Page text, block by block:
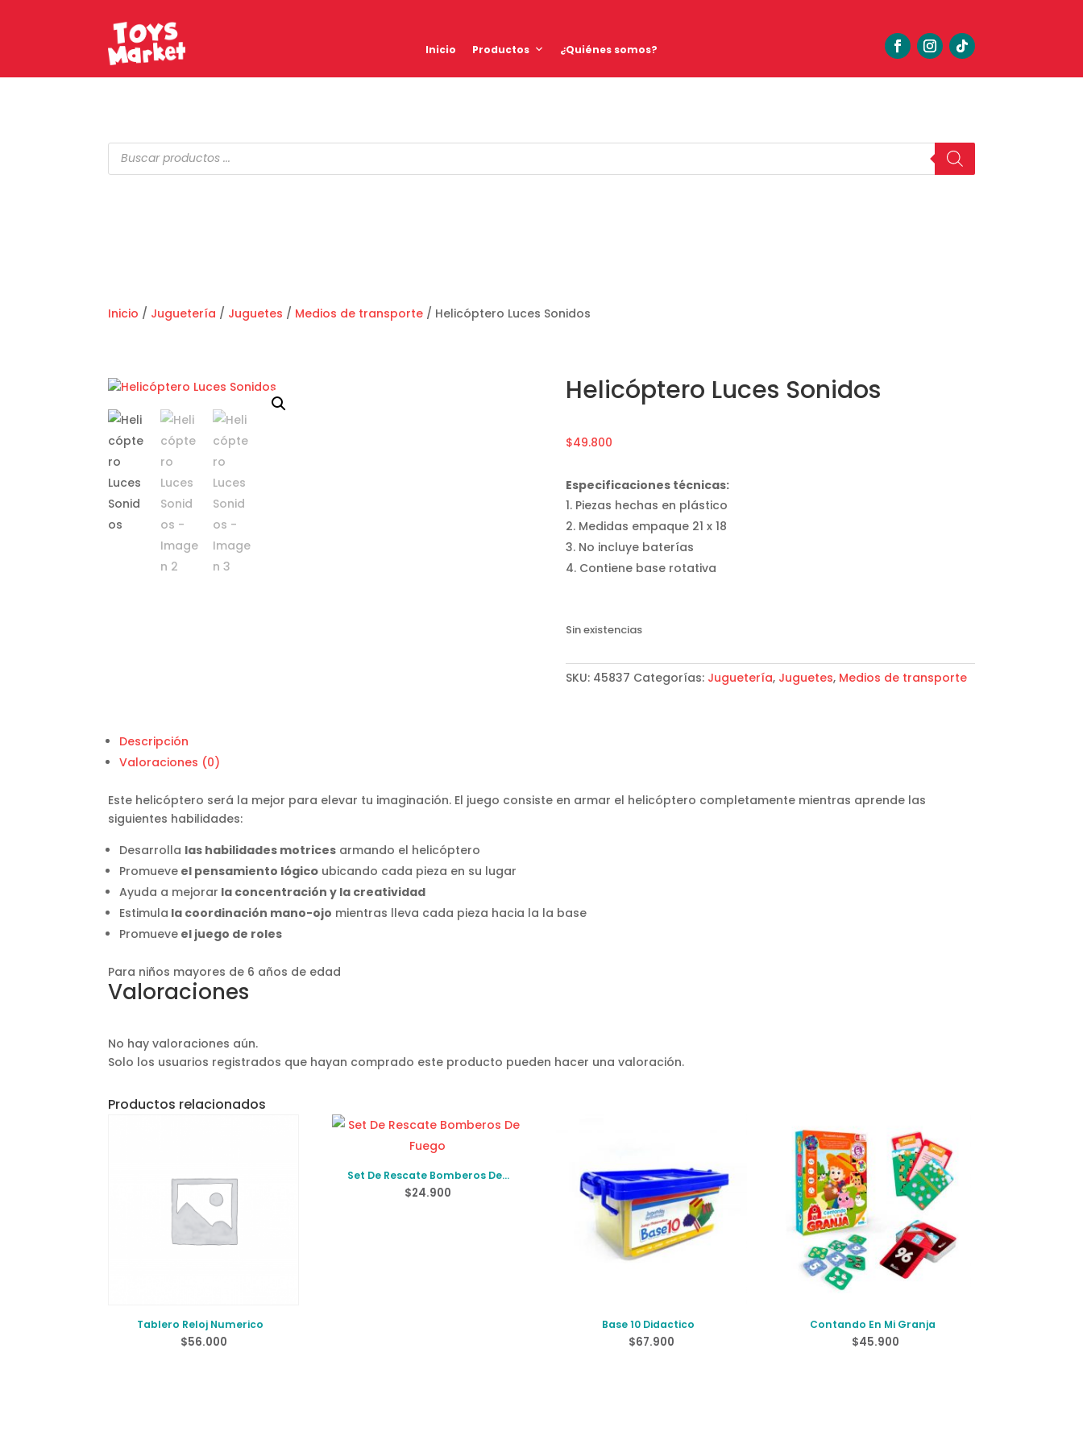
Inicio Productos ¿Quiénes somos?
Búsqueda
de
productos
Inicio / Juguetería / Juguetes / Medios de transporte / Helicóptero Luces Sonidos
Helicóptero Luces Sonidos
$49.800
Especificaciones técnicas:
Piezas hechas en plástico
Medidas empaque 21 x 18
No incluye baterías
Contiene base rotativa
Sin existencias
SKU: 45837 Categorías: Juguetería, Juguetes, Medios de transporte
Descripción
Valoraciones (0)
Este helicóptero será la mejor para elevar tu imaginación. El juego consiste en armar el helicóptero completamente mientras aprende las
siguientes habilidades:
Desarrolla las habilidades motrices armando el helicóptero
Promueve el pensamiento lógico ubicando cada pieza en su lugar
Ayuda a mejorar la concentración y la creatividad
Estimula la coordinación mano-ojo mientras lleva cada pieza hacia la la base
Promueve el juego de roles
Para niños mayores de 6 años de edad
Valoraciones
No hay valoraciones aún.
Solo los usuarios registrados que hayan comprado este producto pueden hacer una valoración.
Productos relacionados
Tablero Reloj Numerico
$56.000
Set De Rescate Bomberos De
Fuego
$24.900
Base 10 Didactico
$67.900
Contando En Mi Granja
$45.900